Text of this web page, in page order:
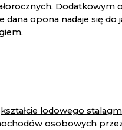
Dodatkowym
dana opona nadaje się
kształcie lodowego
osobowych